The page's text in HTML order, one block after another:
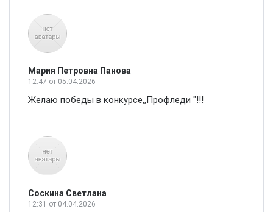
Мария Петровна Панова
12:47 от 05.04.2026
Желаю победы в конкурсе,,Профледи "!!!
Соскина Светлана
12:31 от 04.04.2026